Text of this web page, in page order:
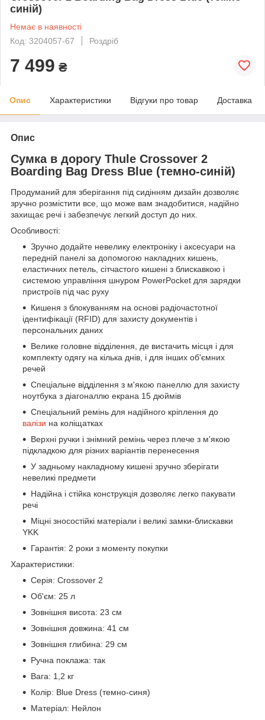
синій)
Немає в наявності
Код: 3204057-67
Роздріб
7 499 ₴
Опис Характеристики Відгуки про товар Доставка
Опис
Сумка в дорогу Thule Crossover 2
Boarding Bag Dress Blue (темно-синій)
Продуманий для зберігання під сидінням дизайн дозволяє
зручно розмістити все, що може вам знадобитися, надійно
захищає речі і забезпечує легкий доступ до них.
Особливості:
Зручно додайте невелику електроніку і аксесуари на
передній панелі за допомогою накладних кишень,
еластичних петель, сітчастого кишені з блискавкою і
системою управління шнуром PowerPocket для зарядки
пристроїв під час руху
Кишеня з блокуванням на основі радіочастотної
ідентифікації (RFID) для захисту документів і
персональних даних
Велике головне відділення, де вистачить місця і для
комплекту одягу на кілька днів, і для інших об'ємних
речей
Спеціальне відділення з м'якою панеллю для захисту
ноутбука з діагоналлю екрана 15 дюймів
Спеціальний ремінь для надійного кріплення до
валізи на коліщатках
Верхні ручки і знімний ремінь через плече з м'якою
підкладкою для різних варіантів перенесення
У задньому накладному кишені зручно зберігати
невеликі предмети
Надійна і стійка конструкція дозволяє легко пакувати
речі
Міцні зносостійкі матеріали і великі замки-блискавки
YKK
Гарантія: 2 роки з моменту покупки
Характеристики:
Серія: Crossover 2
Об'єм: 25 л
Зовнішня висота: 23 см
Зовнішня довжина: 41 см
Зовнішня глибина: 29 см
Ручна поклажа: так
Вага: 1,2 кг
Колір: Blue Dress (темно-синя)
Матеріал: Нейлон